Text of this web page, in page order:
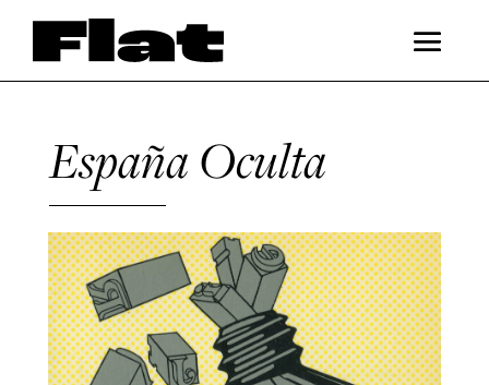
España Oculta